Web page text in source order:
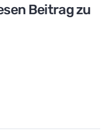
Beitrag zu